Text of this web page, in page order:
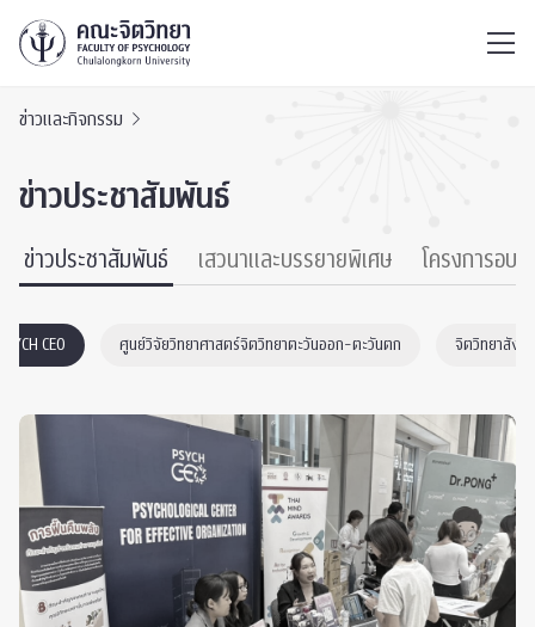
ข่าวและกิจกรรม
ข่าวประชาสัมพันธ์
ข่าวประชาสัมพันธ์ เสวนาและบรรยายพิเศษ โครงการอบร
CEO ศูนย์วิจัยวิทยาศาสตร์จิตวิทยาตะวันออก-ตะวันตก จิตวิทยาสังค